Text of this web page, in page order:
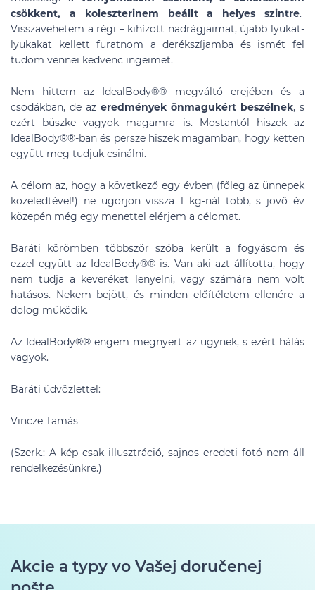
csökkent, a koleszterinem beállt a helyes szintre.
Visszavehetem a régi – kihízott nadrágjaimat, újabb lyukat-
lyukakat kellett furatnom a derékszíjamba és ismét fel
tudom vennei kedvenc ingeimet.
Nem hittem az IdealBody®® megváltó erejében és a
csodákban, de az eredmények önmagukért beszélnek, s
ezért büszke vagyok magamra is. Mostantól hiszek az
IdealBody®®-ban és persze hiszek magamban, hogy ketten
együtt meg tudjuk csinálni.
A célom az, hogy a következő egy évben (főleg az ünnepek
közeledtével!) ne ugorjon vissza 1 kg-nál több, s jövő év
közepén még egy menettel elérjem a célomat.
Baráti körömben többször szóba került a fogyásom és
ezzel együtt az IdealBody®® is. Van aki azt állította, hogy
nem tudja a keveréket lenyelni, vagy számára nem volt
hatásos. Nekem bejött, és minden előítéletem ellenére a
dolog működik.
Az IdealBody®® engem megnyert az ügynek, s ezért hálás
vagyok.
Baráti üdvözlettel:
Vincze Tamás
(Szerk.: A kép csak illusztráció, sajnos eredeti fotó nem áll
rendelkezésünkre.)
Akcie a typy vo Vašej doručenej